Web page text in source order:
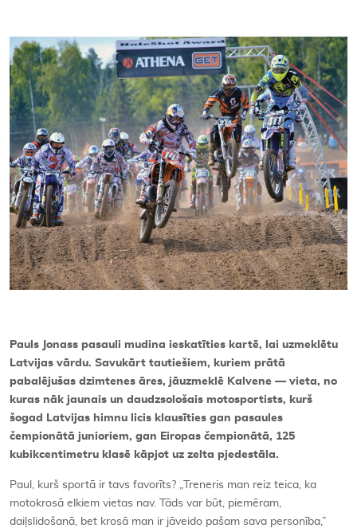
Pauls Jonass pasauli mudina ieskatīties kartē, lai uzmeklētu
Latvijas vārdu. Savukārt tautiešiem, kuriem prātā
pabalējušas dzimtenes āres, jāuzmeklē Kalvene — vieta, no
kuras nāk jaunais un daudzsološais motosportists, kurš
šogad Latvijas himnu licis klausīties gan pasaules
čempionātā junioriem, gan Eiropas čempionātā, 125
kubikcentimetru klasē kāpjot uz zelta pjedestāla.
Paul, kurš sportā ir tavs favorīts? „Treneris man reiz teica, ka
motokrosā elkiem vietas nav. Tāds var būt, piemēram,
daiļslidošanā, bet krosā man ir jāveido pašam sava personība,”